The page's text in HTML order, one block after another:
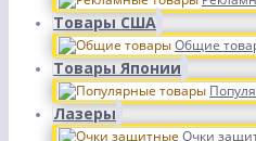
Товары США
Общие
Товары Японии
Лазеры
Очки